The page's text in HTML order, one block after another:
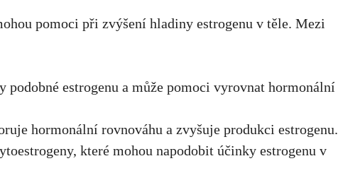
pomoci při zvýšení hladiny estrogenu v těle. Mezi
podobné estrogenu a může pomoci vyrovnat hormonální
hormonální rovnováhu a zvyšuje produkci estrogenu.
které mohou napodobit účinky estrogenu v